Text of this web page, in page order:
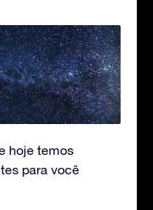
hoje temos
para você